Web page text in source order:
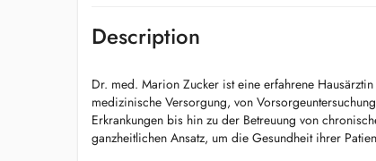
Description
Dr. med. Marion Zucker ist eine erfahrene
medizinische Versorgung, von
Erkrankungen bis hin zu der Betreuung von
ganzheitlichen Ansatz, um die Gesundheit ihrer